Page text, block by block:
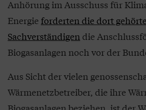
Anhörung im Ausschuss für
Energie forderten die dort
Sachverständigen die
Biogasanlagen noch vor der
Aus Sicht der vielen
Wärmenetzbetreiber, die ihre